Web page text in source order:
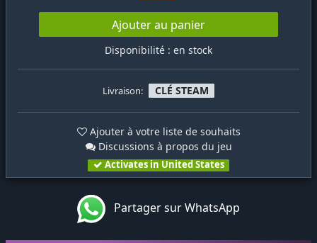
Ajouter au panier
Disponibilité : en stock
Livraison: CLÉ STEAM
Ajouter à votre liste de souhaits
Discussions à propos du jeu
Activates in United States
Partager sur WhatsApp